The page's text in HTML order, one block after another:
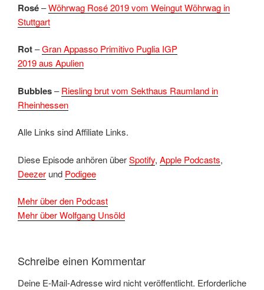
Rosé–Wöhrwag Rosé 2019 vom Weingut Wöhrwag in
Stuttgart
Rot–Gran Appasso Primitivo Puglia IGP
2019 aus Apulien
Bubbles–Riesling brut vom Sekthaus Raumland in
Rheinhessen
Alle Links sind Affiliate Links.
Diese Episode anhören überSpotify, Apple Podcasts,
Deezer und Podigee
Mehr über den Podcast
Mehr über Wolfgang Unsöld
Schreibe einen Kommentar
Deine E-Mail-Adresse wird nicht veröffentlicht. Erforderliche